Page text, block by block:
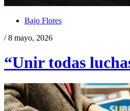
Bajo Flores
/ 8 mayo, 2026
“Unir todas